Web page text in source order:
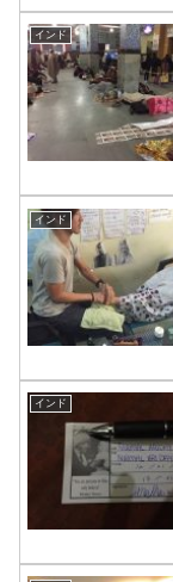
インド
インド
インド